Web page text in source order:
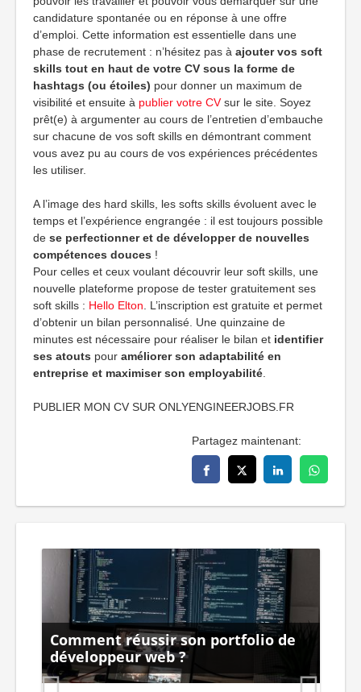
candidature spontanée ou en réponse à une offre
d’emploi. Cette information est essentielle dans une
phase de recrutement : n’hésitez pas à ajouter vos soft
skills tout en haut de votre CV sous la forme de
hashtags (ou étoiles) pour donner un maximum de
visibilité et ensuite à publier votre CVsur le site. Soyez
prêt(e) à argumenter au cours de l’entretien d’embauche
sur chacune de vos soft skills en démontrant comment
vous avez pu au cours de vos expériences précédentes
les utiliser.
A l’image des hard skills, les softs skills évoluent avec le
temps et l’expérience engrangée : il est toujours possible
de se perfectionner et de développer de nouvelles
compétences douces !
Pour celles et ceux voulant découvrir leur soft skills, une
nouvelle plateforme propose de tester gratuitement ses
soft skills : Hello Elton . L’inscription est gratuite et permet
d’obtenir un bilan personnalisé. Une quinzaine de
minutes est nécessaire pour réaliser le bilan et identifier
ses atouts pour améliorer son adaptabilité en
entreprise et maximiser son employabilité
PUBLIER MON CV SUR ONLYENGINEERJOBS.FR
Partagez maintenant:
Comment réussir son portfolio de
développeur web ?